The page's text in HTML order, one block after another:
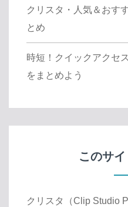
クリスタ・人気＆おす
とめ
時短！クイックアクセ
をまとめよう
このサ
クリスタ（Clip Studio